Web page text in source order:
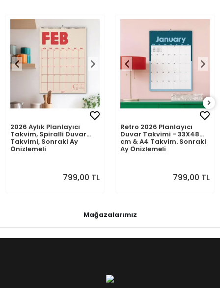
2026 Aylık Planlayıcı
Takvim, Spiralli Duvar
Takvimi, Sonraki Ay
Önizlemeli
799,00 TL
Retro 2026 Planlayıcı
Duvar Takvimi - 33X48
cm & A4 Takvim. Sonraki
Ay Önizlemeli
799,00 TL
Mağazalarımız